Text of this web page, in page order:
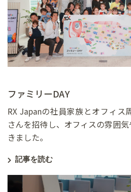
ファミリーDAY
RX Japanの社員家族とオフィス
さんを招待し、オフィスの雰囲
きました。
記事を読む